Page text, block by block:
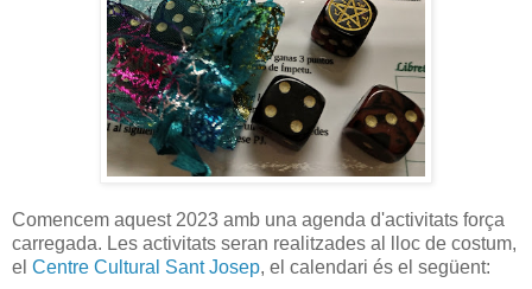
Comencem aquest 2023 amb una agenda d'activitats força
carregada. Les activitats seran realitzades al lloc de costum,
el Centre Cultural Sant Josep, el calendari és el següent: